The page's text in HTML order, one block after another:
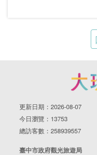
更新日期：2026-08-07
今日瀏覽：13753
總訪客數：258939557
臺中市政府觀光旅遊局